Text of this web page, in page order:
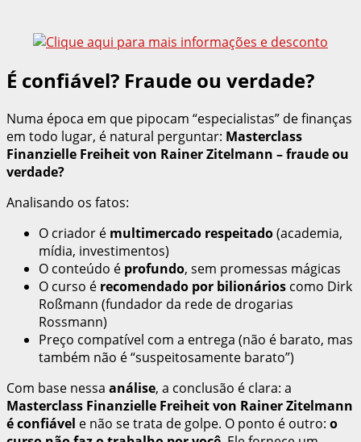
É confiável? Fraude ou verdade?
Numa época em que pipocam “especialistas” de finanças
em todo lugar, é natural perguntar: Masterclass
Finanzielle Freiheit von Rainer Zitelmann – fraude ou
verdade?
Analisando os fatos:
O criador é multimercado respeitado(academia,
mídia, investimentos)
O conteúdo é profundo, sem promessas mágicas
O curso é recomendado por bilionários como Dirk
Roßmann (fundador da rede de drogarias
Rossmann)
Preço compatível com a entrega (não é barato, mas
também não é “suspeitosamente barato”)
Com base nessa análise, a conclusão é clara: a
Masterclass Finanzielle Freiheit von Rainer Zitelmann
é confiável e não se trata de golpe. O ponto é outro: o